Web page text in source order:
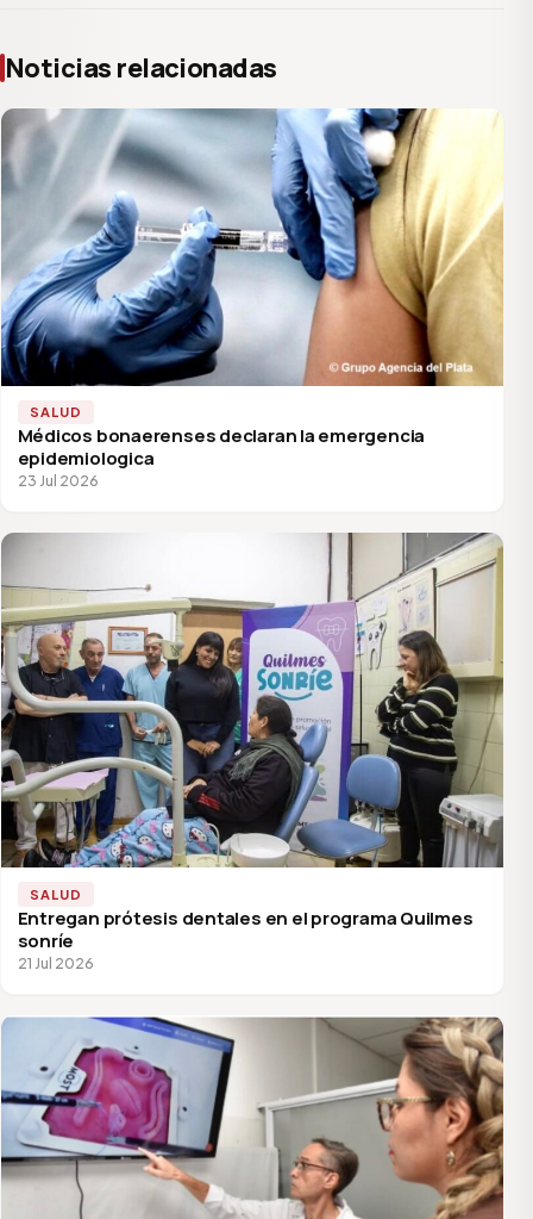
Noticias relacionadas
SALUD
Médicos bonaerenses declaran la emergencia
epidemiologica
23 Jul 2026
SALUD
Entregan prótesis dentales en el programa Quilmes
sonríe
21 Jul 2026